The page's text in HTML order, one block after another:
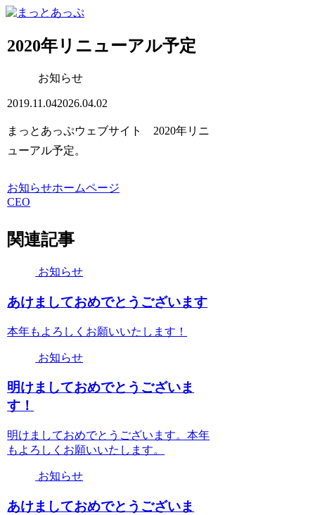
2020年リニューアル予定
お知らせ
2019.11.042026.04.02
まっとあっぷウェブサイト 2020年リニ
ューアル予定。
お知らせホームページ
CEO
関連記事
お知らせ
あけましておめでとうございます
本年もよろしくお願いいたします！
お知らせ
明けましておめでとうございま
す！
明けましておめでとうございます。本年
もよろしくお願いいたします。
お知らせ
あけましておめでとうございま